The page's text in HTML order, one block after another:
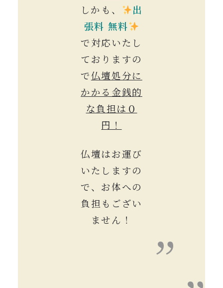
しかも、
出
張料 無料
で対応いたし
ておりますの
で仏壇処分に
かかる金銭的
な負担は０
円！
仏壇はお運び
いたしますの
で、お体への
負担もござい
ません！